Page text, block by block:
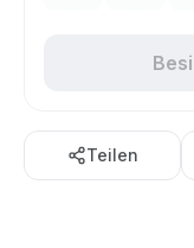
Teilen